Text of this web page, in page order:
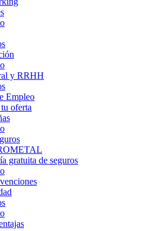
y RRHH
Empleo
oferta
gratuita de seguros